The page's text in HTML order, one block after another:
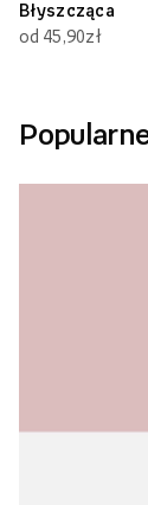
Błyszcząca
od 45,90zł